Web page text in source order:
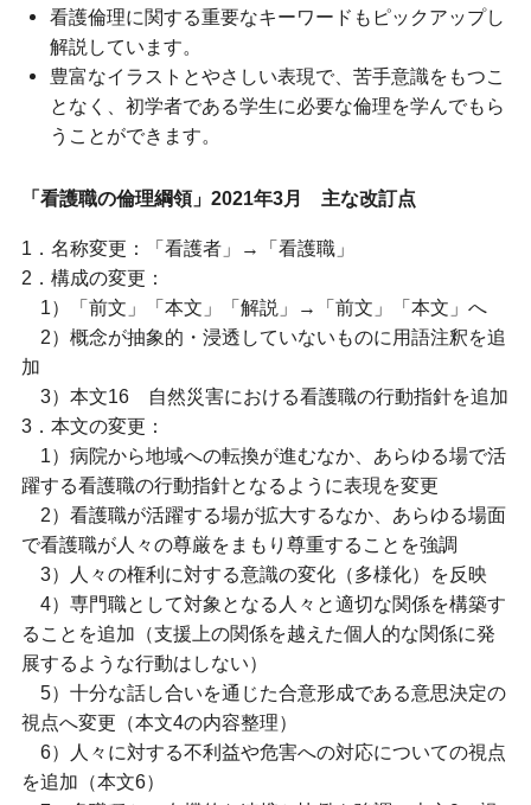
看護倫理に関する重要なキーワードもピックアップし
解説しています。
豊富なイラストとやさしい表現で、苦手意識をもつこ
となく、初学者である学生に必要な倫理を学んでもら
うことができます。
「看護職の倫理綱領」2021年3月 主な改訂点
1．名称変更：「看護者」→「看護職」
2．構成の変更：
1）「前文」「本文」「解説」→「前文」「本文」へ
2）概念が抽象的・浸透していないものに用語注釈を追
加
3）本文16 自然災害における看護職の行動指針を追加
3．本文の変更：
1）病院から地域への転換が進むなか、あらゆる場で活
躍する看護職の行動指針となるように表現を変更
2）看護職が活躍する場が拡大するなか、あらゆる場面
で看護職が人々の尊厳をまもり尊重することを強調
3）人々の権利に対する意識の変化（多様化）を反映
4）専門職として対象となる人々と適切な関係を構築す
ることを追加（支援上の関係を越えた個人的な関係に発
展するような行動はしない）
5）十分な話し合いを通じた合意形成である意思決定の
視点へ変更（本文4の内容整理）
6）人々に対する不利益や危害への対応についての視点
を追加（本文6）